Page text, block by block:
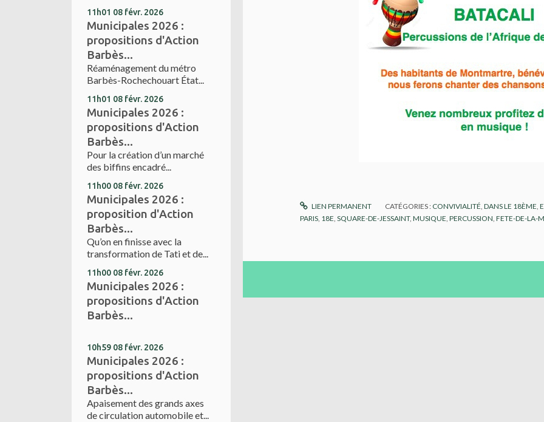
11h01 08 févr. 2026
Municipales 2026 :
propositions d'Action
Barbès...
Réaménagement du métro
Barbès-Rochechouart État...
11h01 08 févr. 2026
Municipales 2026 :
propositions d'Action
Barbès...
Pour la création d’un marché
des biffins encadré...
11h00 08 févr. 2026
Municipales 2026 :
proposition d'Action
Barbès...
Qu’on en finisse avec la
transformation de Tati et de...
11h00 08 févr. 2026
Municipales 2026 :
propositions d'Action
Barbès...
10h59 08 févr. 2026
Municipales 2026 :
propositions d'Action
Barbès...
Apaisement des grands axes
de circulation automobile et...
LIEN PERMANENT CATÉGORIES : CONVIVIALITÉ ,DANS LE 18ÈME ,
PARIS 18E SQUARE-DE-JESSAINT, MUSIQUE PERCUSSION FETE-DE-LA-